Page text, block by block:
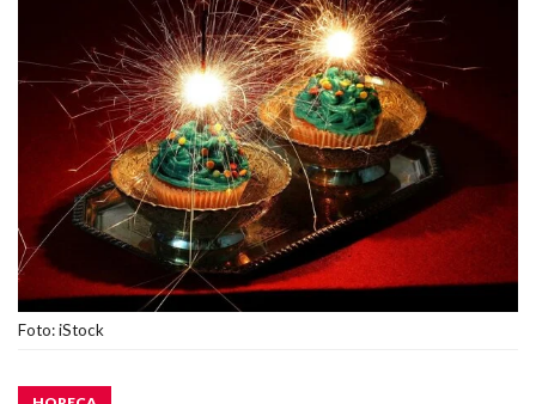
Foto: iStock